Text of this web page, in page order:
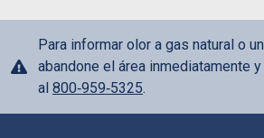
Para informar olor a gas natural o
abandone el área inmediatamente
al 800‑959‑5325.